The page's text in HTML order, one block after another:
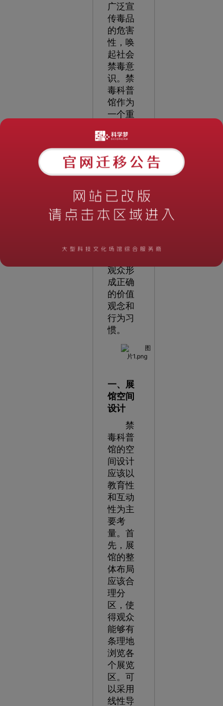
广泛宣
传毒品
的危害
性，唤
起社会
禁毒意
识。禁
毒科普
馆作为
一个重
所，不
仅能够
向公众
普及毒
识，还
可以通
过互动
教育活
观众形
成正确
的价值
观念和
行为习
惯。
一、展
馆空间
设计
禁
毒科普
馆的空
间设计
应该以
教育性
和互动
性为主
要考
量。首
先，展
馆的整
体布局
应该合
理分
区，使
得观众
能够有
条理地
浏览各
个展览
区。可
以采用
线性导